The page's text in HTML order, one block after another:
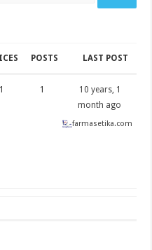
POSTS LAST POST
1 1
10 years, 1
month ago
farmasetika.com